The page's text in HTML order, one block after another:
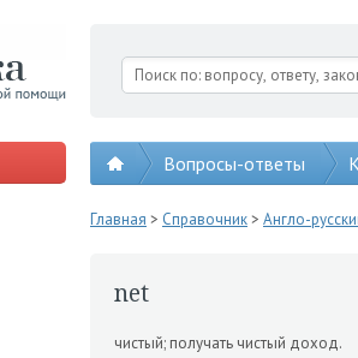
Вопросы-ответы
Главная > Справочник> Англо-
net
чистый; получать чистый доход.